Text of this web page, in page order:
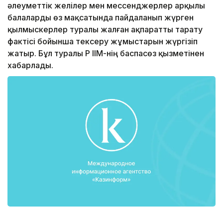
әлеуметтік желілер мен мессенджерлер арқылы
балаларды өз мақсатында пайдаланып жүрген
қылмыскерлер туралы жалған ақпаратты тарату
фактісі бойынша тексеру жұмыстарын жүргізіп
жатыр. Бұл туралы ҚР ІІМ-нің баспасөз қызметінен
хабарлады.